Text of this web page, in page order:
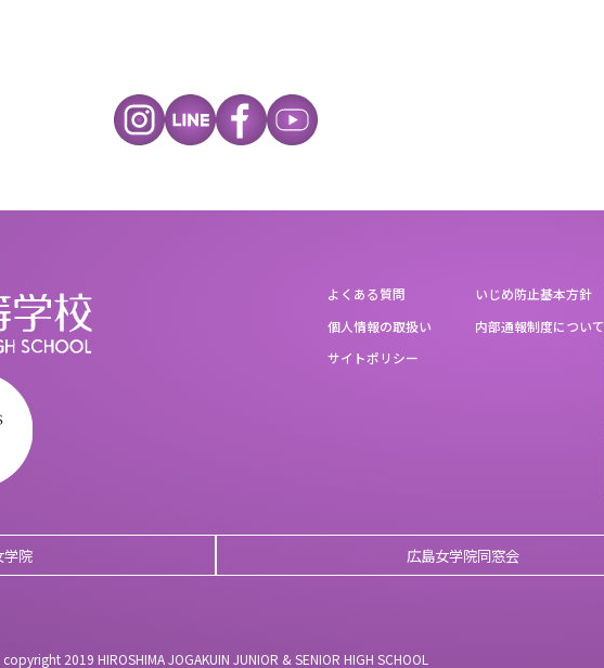
よくある質問
個人情報の取扱い
サイトポリシー
いじめ防止基本方針
内部通報制度について
学院 広島女学院同窓会
copyright 2019 HIROSHIMA JOGAKUIN JUNIOR & SENIOR HIGH SCHOOL